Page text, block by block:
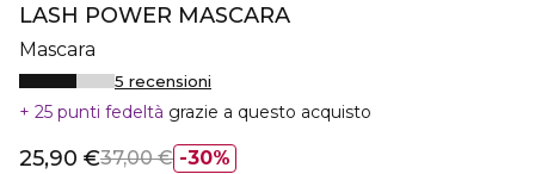
LASH POWER MASCARA
Mascara
5 recensioni
25 punti fedeltà grazie a questo acquisto
30%
25,90 €37,00 €